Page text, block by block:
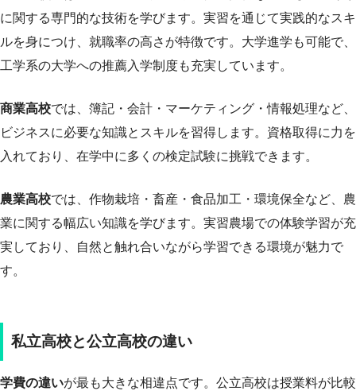
に関する専門的な技術を学びます。実習を通じて実践的なスキ
ルを身につけ、就職率の高さが特徴です。大学進学も可能で、
工学系の大学への推薦入学制度も充実しています。
商業高校では、簿記・会計・マーケティング・情報処理など、
ビジネスに必要な知識とスキルを習得します。資格取得に力を
入れており、在学中に多くの検定試験に挑戦できます。
農業高校では、作物栽培・畜産・食品加工・環境保全など、農
業に関する幅広い知識を学びます。実習農場での体験学習が充
実しており、自然と触れ合いながら学習できる環境が魅力で
す。
私立高校と公立高校の違い
学費の違いが最も大きな相違点です。公立高校は授業料が比較